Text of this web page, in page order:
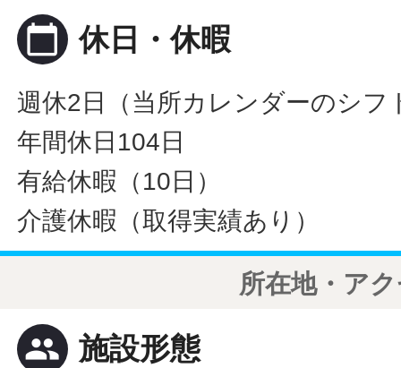
calendar_today 休日・休暇
週休2日（当所カレンダーのシフ
年間休日104日
有給休暇（10日）
介護休暇（取得実績あり）
所在地・ア
people 施設形態